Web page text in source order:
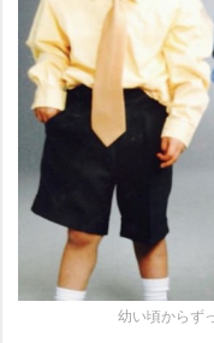
幼い頃からず